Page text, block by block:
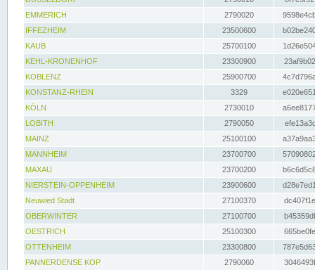
EMMERICH
2790020
IFFEZHEIM
23500600
KAUB
25700100
KEHL-KRONENHOF
23300900
KOBLENZ
25900700
KONSTANZ-RHEIN
3329
KÖLN
2730010
LOBITH
2790050
MAINZ
25100100
MANNHEIM
23700700
MAXAU
23700200
NIERSTEIN-OPPENHEIM
23900600
Neuwied Stadt
27100370
OBERWINTER
27100700
OESTRICH
25100300
OTTENHEIM
23300800
PANNERDENSE KOP
2790060